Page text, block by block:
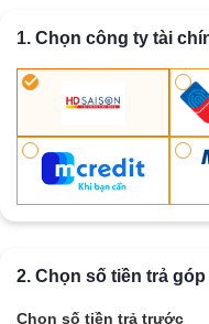
1. Chọn công ty tài
2. Chọn số tiền trả
Chọn số tiền trả trước